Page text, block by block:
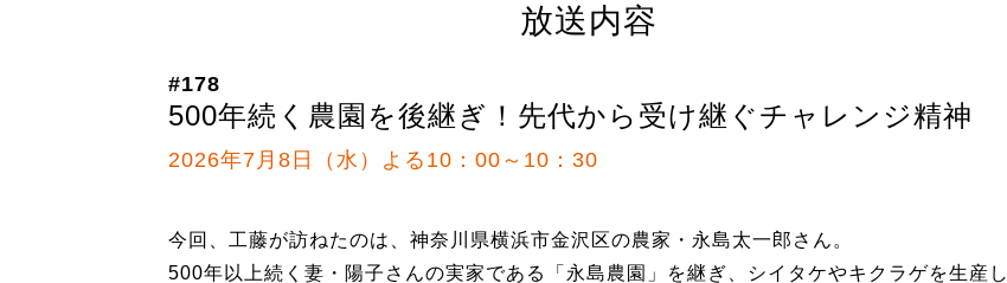
放送内容
#178
500年続く農園を後継ぎ！先代から受け継ぐチャレンジ精神
2026年7月8日（水）よる10：00～10：30
今回、工藤が訪ねたのは、神奈川県横浜市金沢区の農家・永島太一郎さん。
500年以上続く妻・陽子さんの実家である「永島農園」を継ぎ、シイタケやキクラゲを生産し